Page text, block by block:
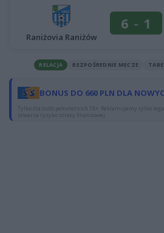
Raniżovia Raniżów
6 - 1
RELACJA BEZPOŚREDNIE MECZE
BONUS DO 660 PLN DLA
Tylko dla osób pełnoletnich 18+. Reklamujemy tylko
stwarza ryzyko straty finansowej.